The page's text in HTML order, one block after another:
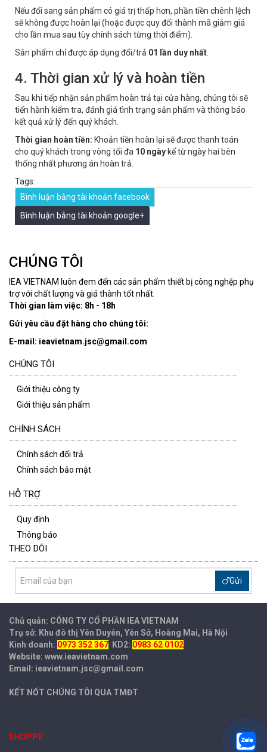
Nếu đổi sang sản phẩm có giá trị thấp hơn, phần tiền chênh lệch
sẽ không được hoàn lại (hoặc được quy đổi thành mã giảm giá
cho lần mua sau tùy chính sách từng thời điểm).
Sản phẩm chỉ được áp dụng đổi/trả 01 lần duy nhất.
4. Thời gian xử lý và hoàn tiền
Sau khi tiếp nhận sản phẩm hoàn trả tại cửa hàng, chúng tôi sẽ
tiến hành kiểm tra, đánh giá tình trạng sản phẩm và thông báo
kết quả xử lý đến quý khách.
Thời gian hoàn tiền: Khoản tiền hoàn lại sẽ được thanh toán
cho quý khách trong vòng tối đa 10 ngày kể từ ngày hai bên
thống nhất phương án hoàn trả.
Tags:
Bình luận bằng tài khoản facebook
Bình luận bằng tài khoản google+
CHÚNG TÔI
IEA VIETNAM luôn đem đến các sản phẩm thiết bị công nghệp phụ
trợ với chất lượng và giá thành tốt nhất.
Thời gian làm việc: 8h - 18h
Gửi yêu cầu đặt hàng cho chúng tôi:
E-mail: ieavietnam.jsc@gmail.com
CHÚNG TÔI
Giới thiệu công ty
Giới thiệu sản phẩm
CHÍNH SÁCH
Chính sách đổi trả
Chính sách bảo mật
HỖ TRỢ
Quy định
Thông báo
THEO DÕI
Gửi
Chủ quản: CÔNG TY CỔ PHẦN IEAVIETNAM
Trụ sở: Khu đô thị Yên Duyên, Yên Sở, Hoàng Mai, Hà Nội
Kinh doanh: 0973 352 367 KD2: 0983 62 0102
Website: www.ieavietnam.com
Email: ieavietnam.jsc@gmail.com
KẾT NỐT CHÚNG TÔI QUA TMĐT
SHOPPE